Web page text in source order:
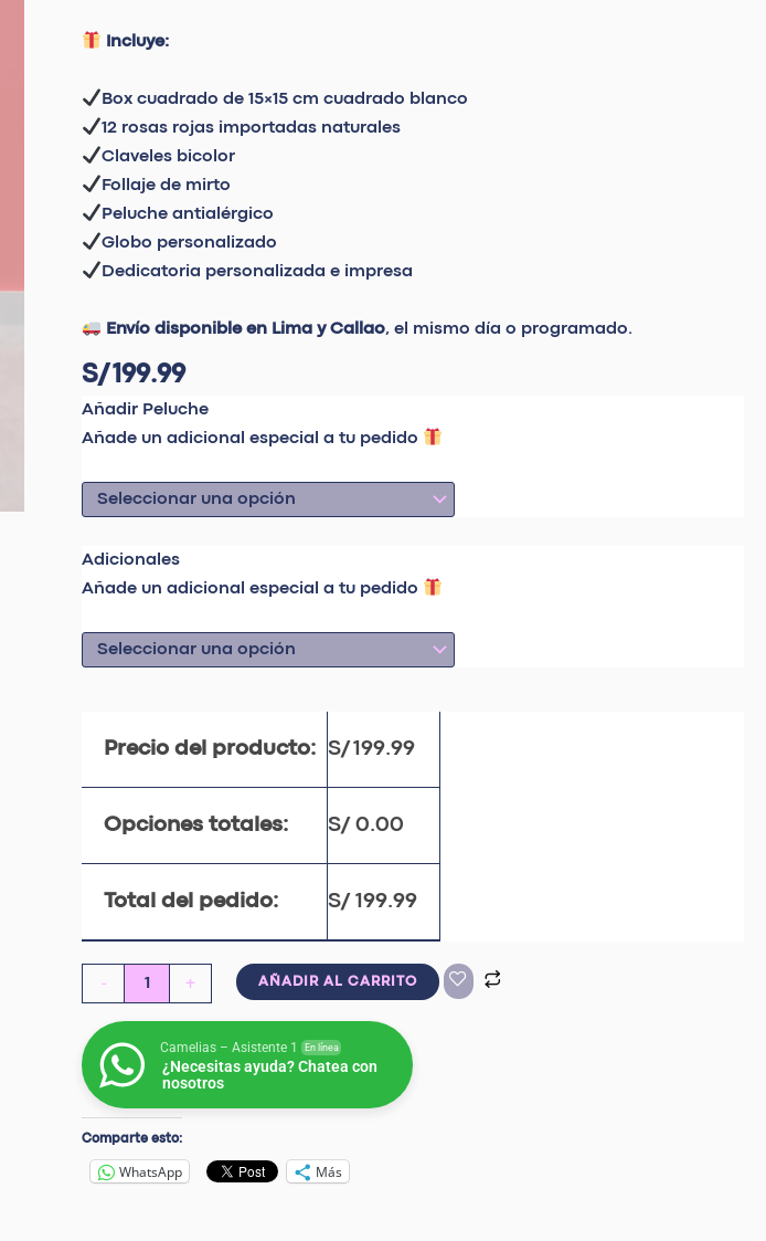
Incluye:
Box cuadrado de 15×15 cm cuadrado blanco
12 rosas rojas importadas naturales
Claveles bicolor
Follaje de mirto
Peluche antialérgico
Globo personalizado
Dedicatoria personalizada e impresa
Envío disponible en Lima y Callao, el mismo día o programado.
S/199.99
Añadir Peluche
Añade un adicional especial a tu pedido
Adicionales
Añade un adicional especial a tu pedido
Precio del producto: S/199.99
Opciones totales: S/ 0.00
Total del pedido: S/ 199.99
-
amo”
cantidad
+ AÑADIR AL CARRITO
Camelias – Asistente 1 En línea
¿Necesitas ayuda? Chatea con
nosotros
Comparte esto:
WhatsApp Más